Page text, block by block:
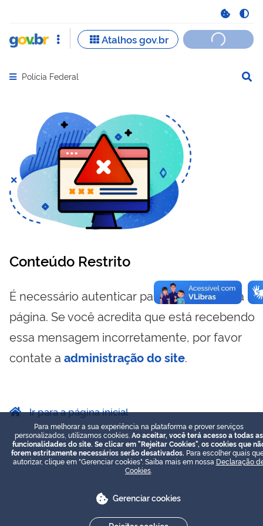
Abrir menu principal de navegação
Polícia Federal
Conteúdo Restrito
É necessário autenticar para visualizar essa
página. Se você acredita que está recebendo
essa mensagem incorretamente, por favor
contate a administração do site.
Ir para a página inicial
Para melhorar a sua experiência na plataforma e prover serviços
personalizados, utilizamos cookies. Ao aceitar, você terá acesso a todas as
funcionalidades do site. Se clicar em "Rejeitar Cookies", os cookies que
forem estritamente necessários serão desativados. Para escolher quais
autorizar, clique em "Gerenciar cookies". Saiba mais em nossa Declaração
Cookies
Gerenciar cookies